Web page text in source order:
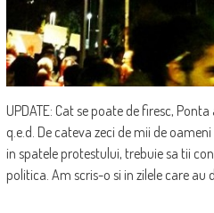
UPDATE: Cat se poate de firesc,
q.e.d. De cateva zeci de mii de
in spatele protestului, trebuie sa tii
politica. Am scris-o si in zilele care au